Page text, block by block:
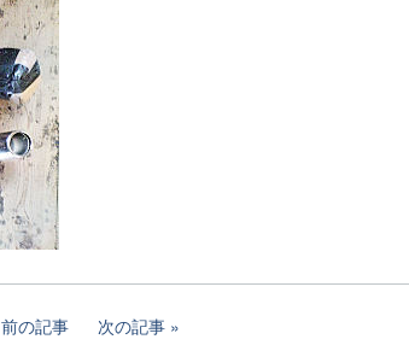
前の記事 次の記事